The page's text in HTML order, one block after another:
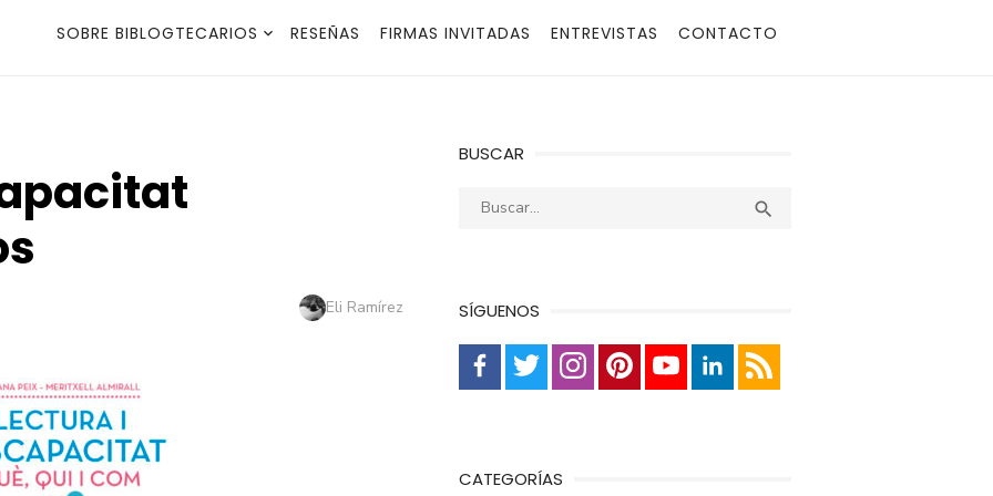
SOBRE BIBLOGTECARIOS RESEÑAS FIRMAS INVITADAS ENTREVISTAS CONTACTO
Autor
Eli Ramírez
BUSCAR
Buscar: 
SÍGUENOS
CATEGORÍAS